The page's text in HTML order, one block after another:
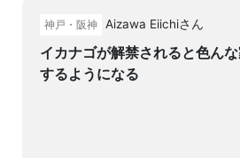
神戸・阪神 Aizawa Eiichiさん
イカナゴが解禁されると色ん
するようになる